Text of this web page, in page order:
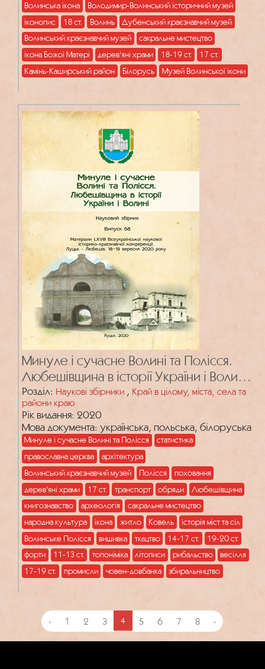
Волинська ікона
Володимир-Волинський історичний музей
іконопис
18 ст. Волинь
Дубенський краєзнавчий музей
Волинський краєзнавчий музей
сакральне мистецтво
ікона Божої Матері
дерев'яні храми 18-19 ст.
17 ст.
Камінь-Каширський район
Білорусь Музей Волинської ікони
Минуле і сучасне Волині та Полісся.
Любешівщина в історії України і Волині.
Вип. 68
Розділ: Наукові збірники , Край в цілому, міста, села та
райони краю
Рік видання: 2020
Мова документа: українська, польська, білоруська
Минуле і сучасне Волині та Полісся
статистика
православна церква
архітектура
Волинський краєзнавчий музей
Полісся
поховання
дерев'яні храми
17 ст. транспорт обряди
Любешівщина
книгознавство
археологія
сакральне мистецтво
народна культура
ікона житло Ковель
історія міст та сіл
Волинське Полісся
вишивка ткацтво 14-17 ст.
19-20 ст.
форти
11-13 ст. топоніміка літописи рибальство
весілля
17-19 ст.
промисли човен-довбанка збиральництво
‹ 1 2 3 4 5 6 7 8 ›